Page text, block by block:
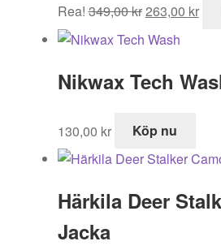
Rea! 349,00kr
ursprungliga
priset
349,00 kr.
263,00 kr
Nikwax Tech
130,00 kr Köp nu
Härkila Deer
Jacka